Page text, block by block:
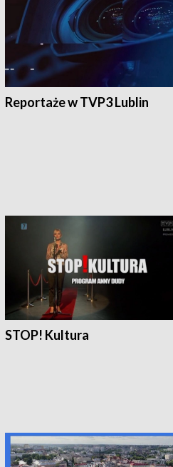
Reportaże w TVP3 Lublin
STOP! Kultura